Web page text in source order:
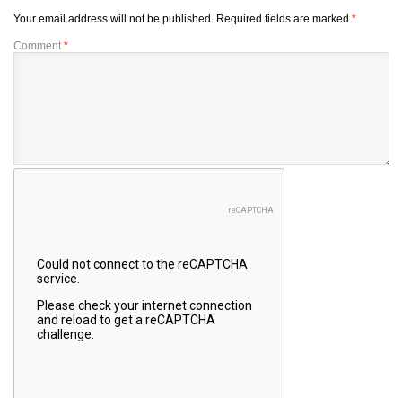
Your email address will not be published. Required fields are marked *
Comment *